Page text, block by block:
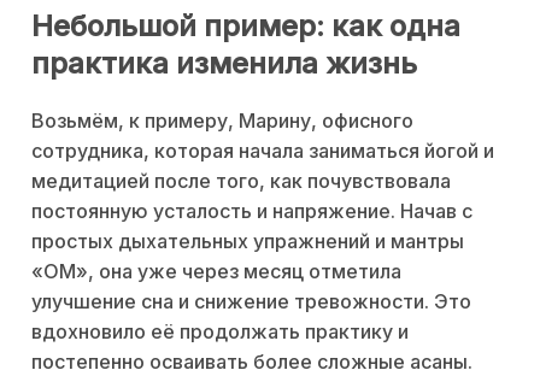
Небольшой пример: как одна
практика изменила жизнь
Возьмём, к примеру, Марину, офисного
сотрудника, которая начала заниматься йогой и
медитацией после того, как почувствовала
постоянную усталость и напряжение. Начав с
простых дыхательных упражнений и мантры
«ОМ», она уже через месяц отметила
улучшение сна и снижение тревожности. Это
вдохновило её продолжать практику и
постепенно осваивать более сложные асаны.